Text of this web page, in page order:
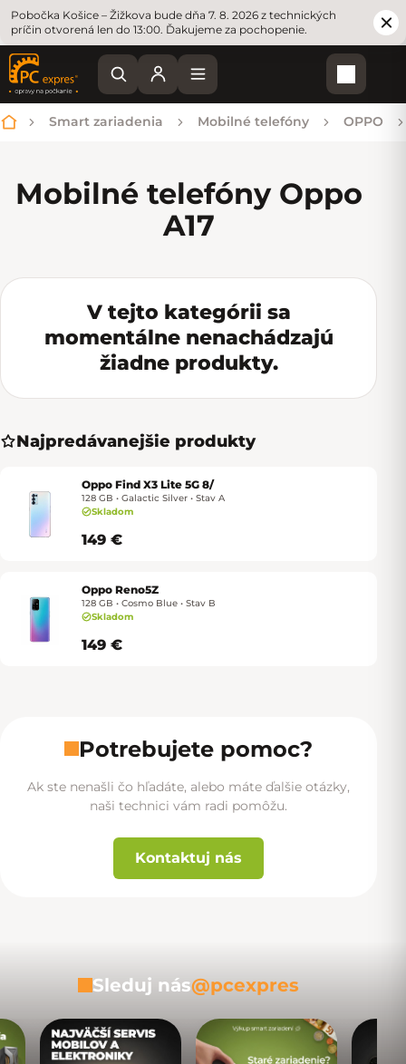
Pobočka Košice – Žižkova bude dňa 7. 8. 2026 z technických
príčin otvorená len do 13:00. Ďakujeme za pochopenie.
Domov
Smart zariadenia Mobilné telefóny OPPO
Mobilné telefóny Oppo
A17
V tejto kategórii sa
momentálne nenachádzajú
žiadne produkty.
Najpredávanejšie produkty
Oppo Find X3 Lite 5G 8/
128 GB • Galactic Silver • Stav A
Skladom
149 €
Oppo Reno5Z
128 GB • Cosmo Blue • Stav B
Skladom
149 €
Potrebujete pomoc?
Ak ste nenašli čo hľadáte, alebo máte ďalšie otázky,
naši technici vám radi pomôžu.
Kontaktuj nás
Sleduj nás@pcexpres